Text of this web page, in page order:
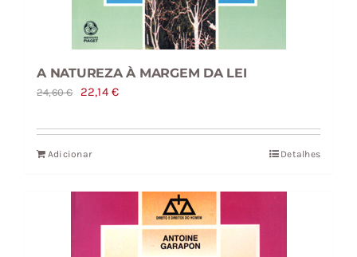
A NATUREZA À MARGEM DA LEI
24,60€
O
original
era:
22,14€O
atual
Adicionar Detalhes